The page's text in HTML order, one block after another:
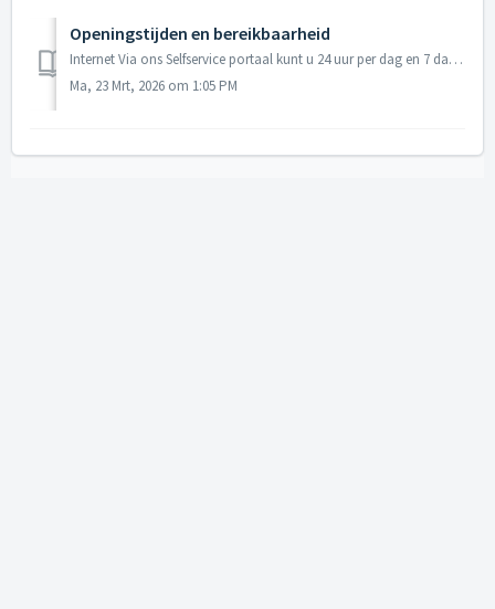
Openingstijden en bereikbaarheid
Internet Via ons Selfservice portaal kunt u 24 uur per dag en 7 dagen per week gebruik maken van de Selfservice. Mocht u het antwoord op uw vraag niet kunne...
Ma, 23 Mrt, 2026 om 1:05 PM